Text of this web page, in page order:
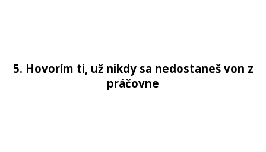
5. Hovorím ti, už nikdy sa nedostaneš von z
práčovne